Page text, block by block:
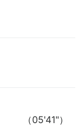
（05'41"）